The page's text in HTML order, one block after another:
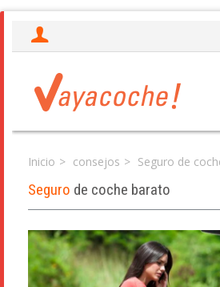
Inicio consejos Seguro de
Seguro de coche barato